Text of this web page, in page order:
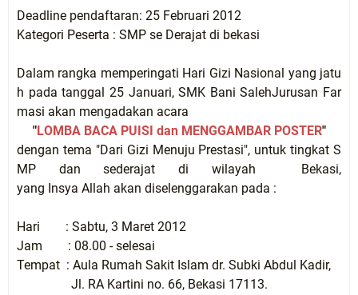
Deadline pendaftaran: 25 Februari 2012
Kategori Peserta : SMP se Derajat di bekasi
Dalam rangka memperingati Hari Gizi Nasional yang jatu
h pada tanggal 25 Januari,SMK Bani SalehJurusan Far
masi akan mengadakan acara
"LOMBABACA PUISI dan MENGGAMBARPOSTER"
dengan tema "Dari Gizi Menuju Prestasi", untuk tingkat S
MP
dan sederajat di wilayah Bekasi,
yang Insya Allah akan diselenggarakan pada :
Hari : Sabtu, 3 Maret 2012
Jam : 08.00 -selesai
Tempat : Aula Rumah Sakit Islam dr. Subki Abdul Kadir,
Jl. RA Kartini no. 66, Bekasi 17113.